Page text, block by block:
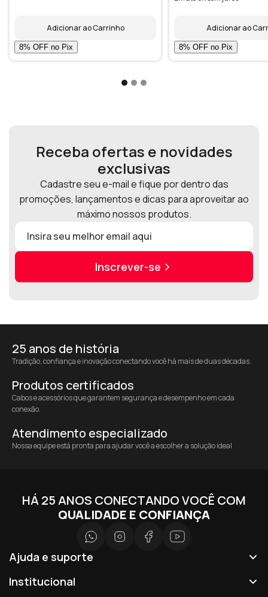
Adicionar ao Carrinho Adicionar ao
Receba ofertas e novidades
exclusivas
Cadastre seu e-mail e fique por dentro das
promoções, lançamentos e dicas para aproveitar ao
máximo nossos produtos.
Inscrever-se
25 anos de história
Tradição, confiança e inovação conectando você há mais de duas décadas.
Produtos certificados
Cabos e acessórios que garantem segurança e desempenho em cada
conexão.
Atendimento especializado
Nossa equipe está pronta para ajudar você a escolher a solução ideal
HÁ 25 ANOS CONECTANDO VOCÊ COM
QUALIDADE E CONFIANÇA
Ajuda e suporte
Institucional